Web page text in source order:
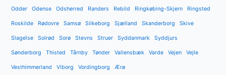
Odder Odense Odsherred Randers Rebild Ringkøbing-Skjern Ringsted
Roskilde Rødovre Samsø Silkeborg Sjælland Skanderborg Skive
Slagelse Solrød Sorø Stevns Struer Syddanmark Syddjurs
Sønderborg Thisted Tårnby Tønder Vallensbæk Varde Vejen Vejle
Vesthimmerland Viborg Vordingborg Ærø